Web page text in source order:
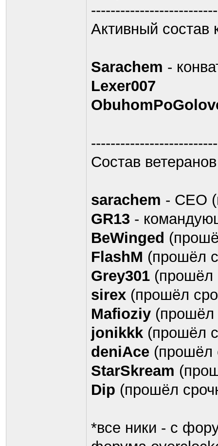
Активный состав
Sarachem -
Lexer007
Cостав
sarachem - CEO
GR13 -
BeWinged
FlashM (прошёл
Grey301 (прошёл
sirex (прошёл
Mafioziy (прошёл
jonikkk (прошёл
deniAce (прошёл
StarSkream
Dip (прошёл
*все ники - с